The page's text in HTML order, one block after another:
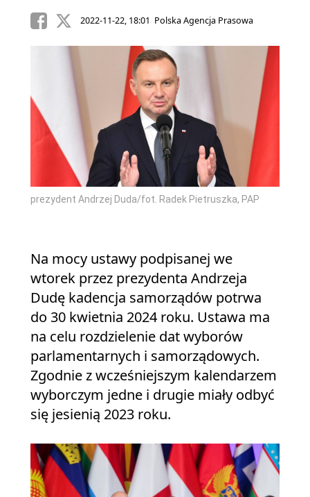
2022-11-22, 18:01 Polska Agencja Prasowa
prezydent Andrzej Duda/fot. Radek Pietruszka, PAP
Na mocy ustawy podpisanej we
wtorek przez prezydenta Andrzeja
Dudę kadencja samorządów potrwa
do 30 kwietnia 2024 roku. Ustawa ma
na celu rozdzielenie dat wyborów
parlamentarnych i samorządowych.
Zgodnie z wcześniejszym kalendarzem
wyborczym jedne i drugie miały odbyć
się jesienią 2023 roku.